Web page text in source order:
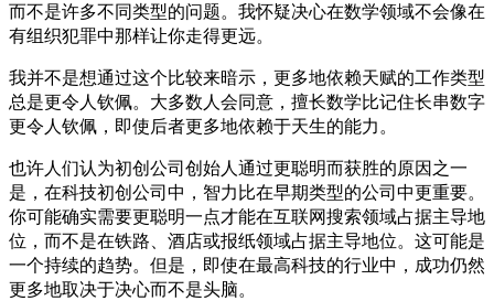
而不是许多不同类型的问题。我怀疑决心在数学领域不会像在
有组织犯罪中那样让你走得更远。
我并不是想通过这个比较来暗示，更多地依赖天赋的工作类型
总是更令人钦佩。大多数人会同意，擅长数学比记住长串数字
更令人钦佩，即使后者更多地依赖于天生的能力。
也许人们认为初创公司创始人通过更聪明而获胜的原因之一
是，在科技初创公司中，智力比在早期类型的公司中更重要。
你可能确实需要更聪明一点才能在互联网搜索领域占据主导地
位，而不是在铁路、酒店或报纸领域占据主导地位。这可能是
一个持续的趋势。但是，即使在最高科技的行业中，成功仍然
更多地取决于决心而不是头脑。